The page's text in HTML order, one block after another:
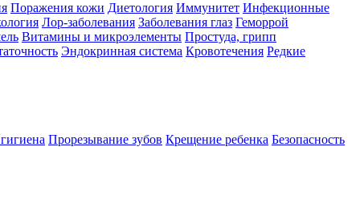
Поражения кожи Диетология Иммунитет Инфекционные
Лор-заболевания Заболевания глаз Геморрой
Витамины и микроэлементы Простуда, грипп
Эндокринная система Кровотечения Редкие
Прорезывание зубов Крещение ребенка Безопасность